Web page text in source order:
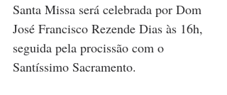
Santa Missa será celebrada por Dom
José Francisco Rezende Dias às 16h,
seguida pela procissão com o
Santíssimo Sacramento.